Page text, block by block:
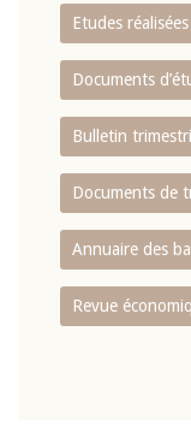
Etudes
Documents
Bulletin
Documents de
Annuaire des
Revue